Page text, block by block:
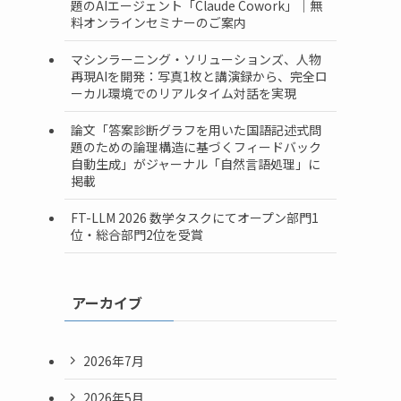
題のAIエージェント「Claude Cowork」｜無
料オンラインセミナーのご案内
マシンラーニング・ソリューションズ、人物
再現AIを開発：写真1枚と講演録から、完全ロ
ーカル環境でのリアルタイム対話を実現
論文「答案診断グラフを用いた国語記述式問
題のための論理構造に基づくフィードバック
自動生成」がジャーナル「自然言語処理」に
掲載
FT-LLM 2026 数学タスクにてオープン部門1
位・総合部門2位を受賞
アーカイブ
2026年7月
2026年5月